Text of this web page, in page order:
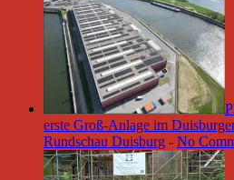
erste Groß-Anlage im
Rundschau Duisburg - No